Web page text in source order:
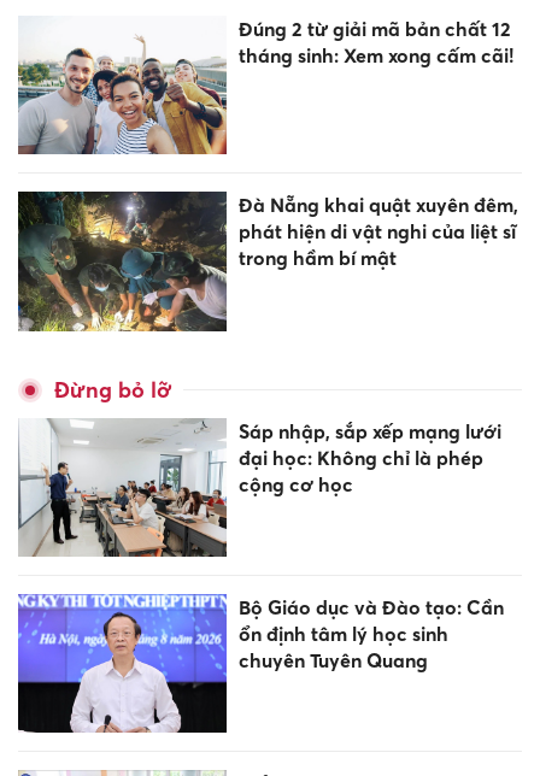
Đúng 2 từ giải mã bản chất 12
tháng sinh: Xem xong cấm cãi!
Đà Nẵng khai quật xuyên đêm,
phát hiện di vật nghi của liệt sĩ
trong hầm bí mật
Đừng bỏ lỡ
Sáp nhập, sắp xếp mạng lưới
đại học: Không chỉ là phép
cộng cơ học
Bộ Giáo dục và Đào tạo: Cần
ổn định tâm lý học sinh
chuyên Tuyên Quang